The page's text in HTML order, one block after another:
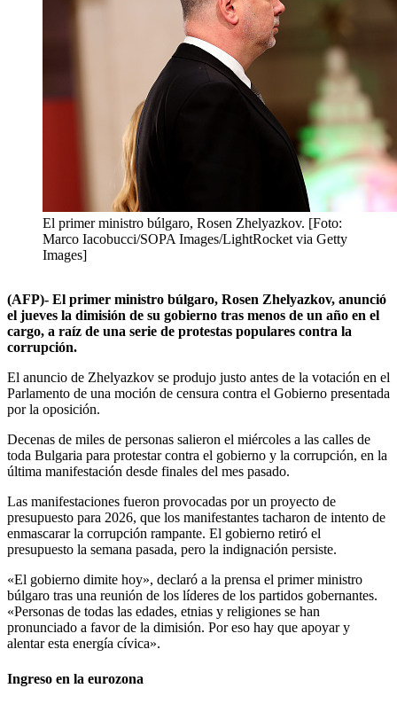
El primer ministro búlgaro, Rosen Zhelyazkov. [Foto:
Marco Iacobucci/SOPA Images/LightRocket via Getty
Images]
(AFP)- El primer ministro búlgaro, Rosen Zhelyazkov, anunció
el jueves la dimisión de su gobierno tras menos de un año en el
cargo, a raíz de una serie de protestas populares contra la
corrupción.
El anuncio de Zhelyazkov se produjo justo antes de la votación en el
Parlamento de una moción de censura contra el Gobierno presentada
por la oposición.
Decenas de miles de personas salieron el miércoles a las calles de
toda Bulgaria para protestar contra el gobierno y la corrupción, en la
última manifestación desde finales del mes pasado.
Las manifestaciones fueron provocadas por un proyecto de
presupuesto para 2026, que los manifestantes tacharon de intento de
enmascarar la corrupción rampante. El gobierno retiró el
presupuesto la semana pasada, pero la indignación persiste.
«El gobierno dimite hoy», declaró a la prensa el primer ministro
búlgaro tras una reunión de los líderes de los partidos gobernantes.
«Personas de todas las edades, etnias y religiones se han
pronunciado a favor de la dimisión. Por eso hay que apoyar y
alentar esta energía cívica».
Ingreso en la eurozona